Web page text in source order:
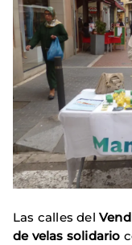
Las calles del
de velas solidario